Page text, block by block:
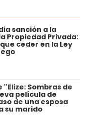
sanción a la
Propiedad Privada:
ceder en la Ley
Sombras de
película de
de una esposa
su marido